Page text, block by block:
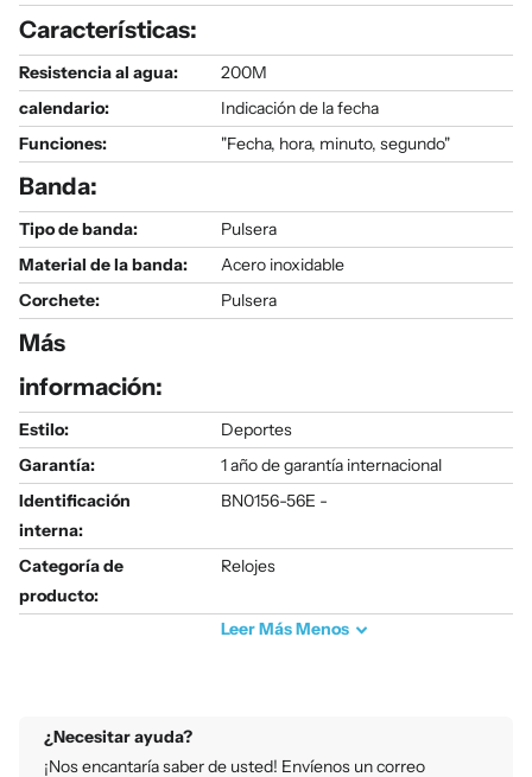
Características:
Resistencia al agua:
200M
calendario:
Indicación de la fecha
Funciones:
"Fecha, hora, minuto, segundo"
Banda:
Tipo de banda:
Pulsera
Material de la banda:
Acero inoxidable
Corchete:
Pulsera
Más
información:
Estilo:
Deportes
Garantía:
1 año de garantía internacional
Identificación
interna:
BN0156-56E -
Categoría de
producto:
Relojes
LeerMásMenos
¿Necesitar ayuda?
¡Nos encantaría saber de usted! Envíenos un correo